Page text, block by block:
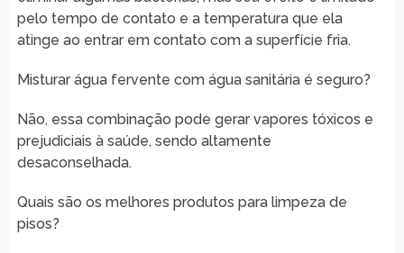
pelo tempo de contato e a temperatura que ela
atinge ao entrar em contato com a superfície fria.
Misturar água fervente com água sanitária é seguro?
Não, essa combinação pode gerar vapores tóxicos e
prejudiciais à saúde, sendo altamente
desaconselhada.
Quais são os melhores produtos para limpeza de
pisos?